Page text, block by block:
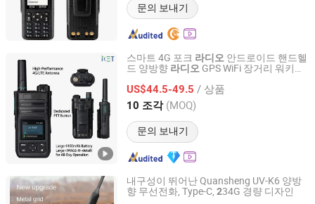
문의 보내기
스마트 4G 포크 라디오 안드로이드 핸드헬
드 양방향 라디오 GPS WiFi 장거리 워키토
US$44.5-49.5 / 상품
10 조각 (MOQ)
문의 보내기
Xiamen Aisite Technology Co., Ltd
Fujian, China 이후 2026
내구성이 뛰어난 Quansheng UV-K6 양방
향 무선전화, Type-C, 234G 경량 디자인
Quanzhou Gubao Electronic Technology Co., Ltd.